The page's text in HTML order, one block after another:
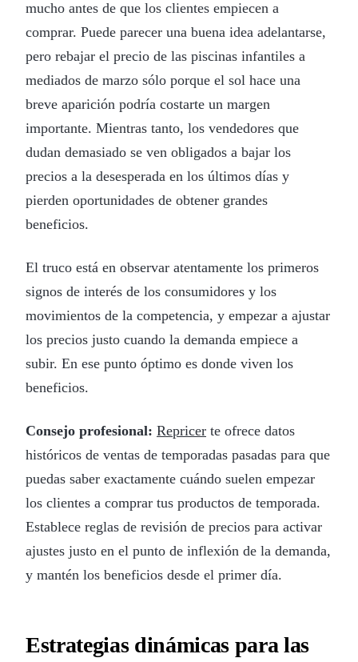
mucho antes de que los clientes empiecen a
comprar. Puede parecer una buena idea adelantarse,
pero rebajar el precio de las piscinas infantiles a
mediados de marzo sólo porque el sol hace una
breve aparición podría costarte un margen
importante. Mientras tanto, los vendedores que
dudan demasiado se ven obligados a bajar los
precios a la desesperada en los últimos días y
pierden oportunidades de obtener grandes
beneficios.
El truco está en observar atentamente los primeros
signos de interés de los consumidores y los
movimientos de la competencia, y empezar a ajustar
los precios justo cuando la demanda empiece a
subir. En ese punto óptimo es donde viven los
beneficios.
Consejo profesional: Repricer te ofrece datos
históricos de ventas de temporadas pasadas para que
puedas saber exactamente cuándo suelen empezar
los clientes a comprar tus productos de temporada.
Establece reglas de revisión de precios para activar
ajustes justo en el punto de inflexión de la demanda,
y mantén los beneficios desde el primer día.
Estrategias dinámicas para las